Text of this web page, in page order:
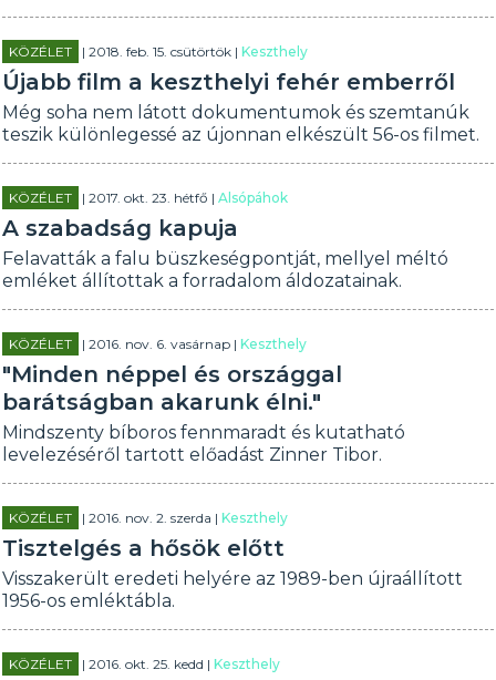
KÖZÉLET | 2018. feb. 15. csütörtök |Keszthely
Újabb film a keszthelyi fehér emberről
Még soha nem látott dokumentumok és szemtanúk
teszik különlegessé az újonnan elkészült 56-os filmet.
KÖZÉLET | 2017. okt. 23. hétfő |Alsópáhok
A szabadság kapuja
Felavatták a falu büszkeségpontját, mellyel méltó
emléket állítottak a forradalom áldozatainak.
KÖZÉLET | 2016. nov. 6. vasárnap |Keszthely
"Minden néppel és országgal
barátságban akarunk élni."
Mindszenty bíboros fennmaradt és kutatható
levelezéséről tartott előadást Zinner Tibor.
KÖZÉLET | 2016. nov. 2. szerda |Keszthely
Tisztelgés a hősök előtt
Visszakerült eredeti helyére az 1989-ben újraállított
1956-os emléktábla.
KÖZÉLET | 2016. okt. 25. kedd |Keszthely